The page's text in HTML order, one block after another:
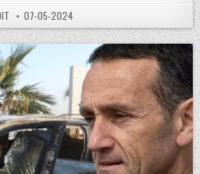
PUBLISHED DATE:
07-05-2024